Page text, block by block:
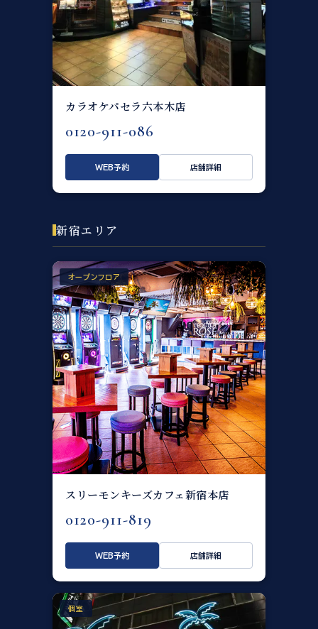
カラオケパセラ六本木店
0120-911-086
WEB予約 店舗詳細
新宿エリア
オープンフロア
スリーモンキーズカフェ新宿本店
0120-911-819
WEB予約 店舗詳細
個室